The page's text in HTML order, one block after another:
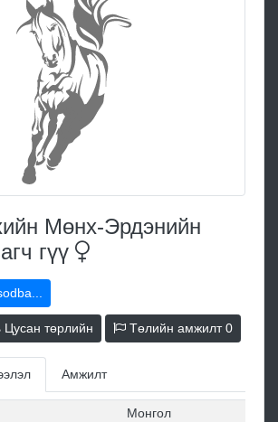
Мөнх-Эрдэнийн
гүү
Цусан төрлийн Төлийн амжилт0
Амжилт
Монгол